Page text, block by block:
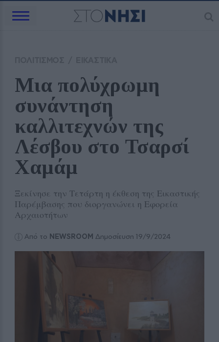
Μια πολύχρωμη
συνάντηση
καλλιτεχνών της
Λέσβου στο Τσαρσί
Χαμάμ
Ξεκίνησε την Τετάρτη η έκθεση της Εικαστικής
Παρέμβασης που διοργανώνει η Εφορεία
Αρχαιοτήτων
Από το NEWSROOM Δημοσίευση 19/9/2024